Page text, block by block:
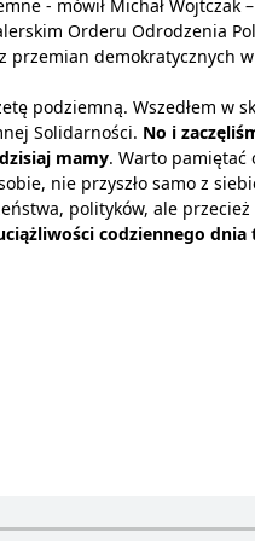
- mówił Michał Wojtczak –
Orderu Odrodzenia
przemian demokratycznych w
podziemną. Wszedłem w
Solidarności. No i
mamy. Warto pamiętać
nie przyszło samo z
polityków, ale przecież
codziennego dnia